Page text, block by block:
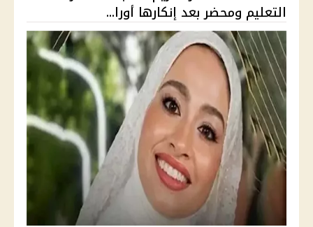
التعليم ومحضر بعد إنكارها أورا...